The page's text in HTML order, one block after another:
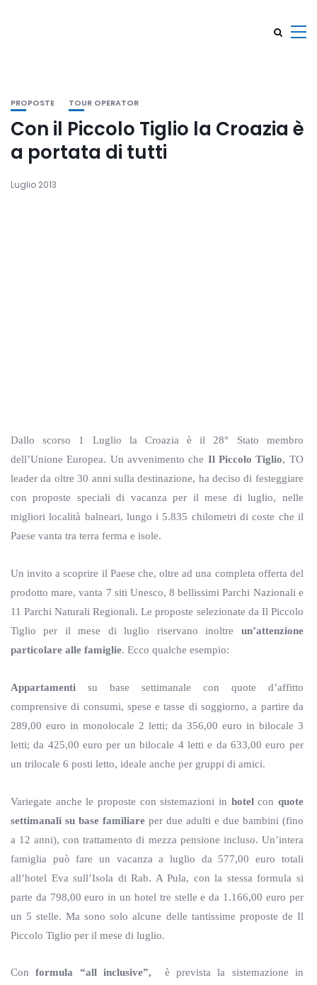
PROPOSTE TOUR OPERATOR
Con il Piccolo Tiglio la Croazia è
a portata di tutti
Luglio 2013
Dallo scorso 1 Luglio la Croazia è il 28° Stato membro
dell’Unione Europea. Un avvenimento che Il Piccolo Tiglio, TO
leader da oltre 30 anni sulla destinazione, ha deciso di festeggiare
con proposte speciali di vacanza per il mese di luglio, nelle
migliori località balneari, lungo i 5.835 chilometri di coste che il
Paese vanta tra terra ferma e isole.
Un invito a scoprire il Paese che, oltre ad una completa offerta del
prodotto mare, vanta 7 siti Unesco, 8 bellissimi Parchi Nazionali e
11 Parchi Naturali Regionali. Le proposte selezionate da Il Piccolo
Tiglio per il mese di luglio riservano inoltre un’attenzione
particolare alle famiglie. Ecco qualche esempio:
Appartamenti su base settimanale con quote d’affitto
comprensive di consumi, spese e tasse di soggiorno, a partire da
289,00 euro in monolocale 2 letti; da 356,00 euro in bilocale 3
letti; da 425,00 euro per un bilocale 4 letti e da 633,00 euro per
un trilocale 6 posti letto, ideale anche per gruppi di amici.
Variegate anche le proposte con sistemazioni in hotel con quote
settimanali su base familiareper due adulti e due bambini (fino
a 12 anni), con trattamento di mezza pensione incluso. Un’intera
famiglia può fare un vacanza a luglio da 577,00 euro totali
all’hotel Eva sull’Isola di Rab. A Pula, con la stessa formula si
parte da 798,00 euro in un hotel tre stelle e da 1.166,00 euro per
un 5 stelle. Ma sono solo alcune delle tantissime proposte de Il
Piccolo Tiglio per il mese di luglio.
Conformula “all inclusive”, è prevista la sistemazione in